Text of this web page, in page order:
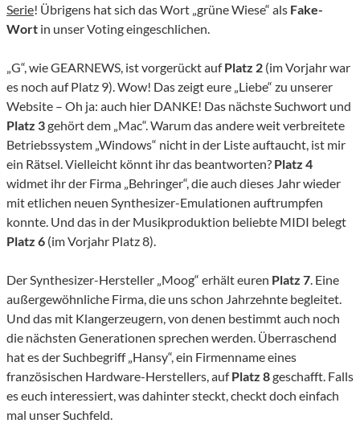
Serie! Übrigens hat sich das Wort „grüne Wiese“ als Fake-
Wort in unser Voting eingeschlichen.
„G“, wie GEARNEWS, ist vorgerückt aufPlatz 2 (im Vorjahr war
es noch auf Platz 9). Wow! Das zeigt eure „Liebe“ zu unserer
Website – Oh ja: auch hier DANKE! Das nächste Suchwort und
Platz 3gehört dem „Mac“. Warum das andere weit verbreitete
Betriebssystem „Windows“ nicht in der Liste auftaucht, ist mir
ein Rätsel. Vielleicht könnt ihr das beantworten? Platz 4
widmet ihr der Firma „Behringer“, die auch dieses Jahr wieder
mit etlichen neuen Synthesizer-Emulationen auftrumpfen
konnte. Und das in der Musikproduktion beliebte MIDI belegt
Platz 6 (im Vorjahr Platz 8).
Der Synthesizer-Hersteller „Moog“ erhält euren Platz 7 . Eine
außergewöhnliche Firma, die uns schon Jahrzehnte begleitet.
Und das mit Klangerzeugern, von denen bestimmt auch noch
die nächsten Generationen sprechen werden. Überraschend
hat es der Suchbegriff „Hansy“, ein Firmenname eines
französischen Hardware-Herstellers, aufPlatz 8geschafft. Falls
es euch interessiert, was dahinter steckt, checkt doch einfach
mal unser Suchfeld.